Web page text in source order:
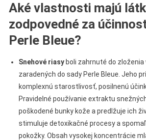
Aké vlastnosti majú
zodpovedné za
Perle Bleue?
Snehové riasyboli zahrnuté do
zaradených do sady Perle Bleue. Jeho
komplexnú starostlivosť, posilnenú
Pravidelné používanie extraktu
poškodené bunky kože a predlžuje ich
stimuluje detoxikačné procesy a
pokožky. Obsah vysokej koncentrácie